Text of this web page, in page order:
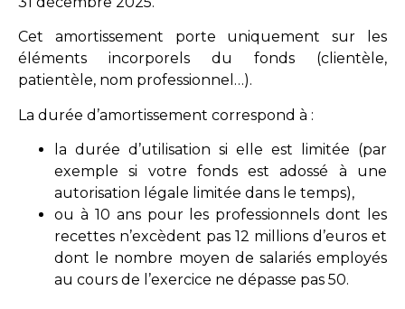
Cet amortissement porte uniquement sur les
éléments incorporels du fonds (clientèle,
patientèle, nom professionnel…).
La durée d’amortissement correspond à :
la durée d’utilisation si elle est limitée (par
exemple si votre fonds est adossé à une
autorisation légale limitée dans le temps),
ou à 10 ans pour les professionnels dont les
recettes n’excèdent pas 12 millions d’euros et
dont le nombre moyen de salariés employés
au cours de l’exercice ne dépasse pas 50.